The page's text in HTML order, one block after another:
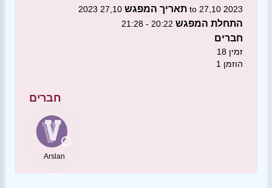
תאריך המפגש 27,10 2023 to 27,10 2023
התחלת המפגש 20:22 - 21:28
חברים
18 זמין
1 הוזמן
חברים
Arslan